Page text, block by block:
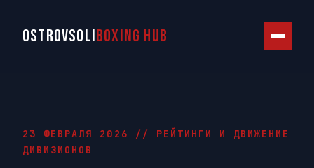
OSTROVSOLIBOXING HUB
23 ФЕВРАЛЯ 2026 // РЕЙТИНГИ И ДВИЖЕНИЕ
ДИВИЗИОНОВ